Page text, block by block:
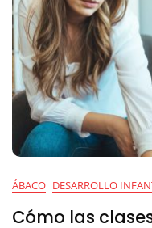
ÁBACO DESARROLLO
Cómo las